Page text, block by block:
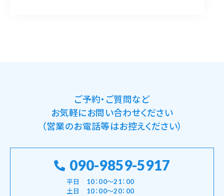
ご予約・ご質問など
お気軽にお問い合わせください
（営業のお電話等はお控えください）
090-9859-5917
平日 10：00～21：00
土日 10：00～20：00